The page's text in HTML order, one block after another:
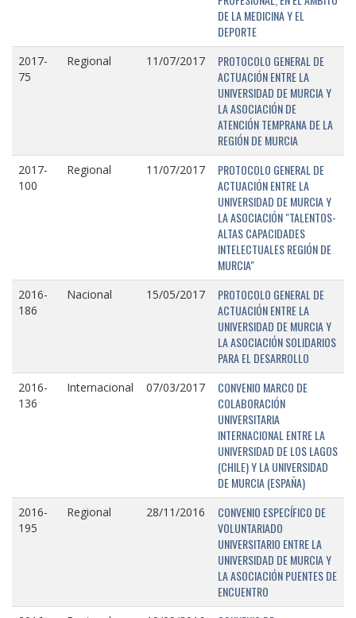
DE LA MEDICINA Y EL
DEPORTE
2017-
75
Regional 11/07/2017
PROTOCOLO GENERAL DE
ACTUACIÓN ENTRE LA
UNIVERSIDAD DE MURCIA Y
LA ASOCIACIÓN DE
ATENCIÓN TEMPRANA DE LA
REGIÓN DE MURCIA
2017-
100
Regional 11/07/2017
PROTOCOLO GENERAL DE
ACTUACIÓN ENTRE LA
UNIVERSIDAD DE MURCIA Y
LA ASOCIACIÓN "TALENTOS-
ALTAS CAPACIDADES
INTELECTUALES REGIÓN DE
MURCIA"
2016-
186
Nacional 15/05/2017
PROTOCOLO GENERAL DE
ACTUACIÓN ENTRE LA
UNIVERSIDAD DE MURCIA Y
LA ASOCIACIÓN SOLIDARIOS
PARA EL DESARROLLO
2016-
136
Internacional 07/03/2017
CONVENIO MARCO DE
COLABORACIÓN
UNIVERSITARIA
INTERNACIONAL ENTRE LA
UNIVERSIDAD DE LOS LAGOS
(CHILE) Y LA UNIVERSIDAD
DE MURCIA (ESPAÑA)
2016-
195
Regional 28/11/2016
CONVENIO ESPECÍFICO DE
VOLUNTARIADO
UNIVERSITARIO ENTRE LA
UNIVERSIDAD DE MURCIA Y
LA ASOCIACIÓN PUENTES DE
ENCUENTRO